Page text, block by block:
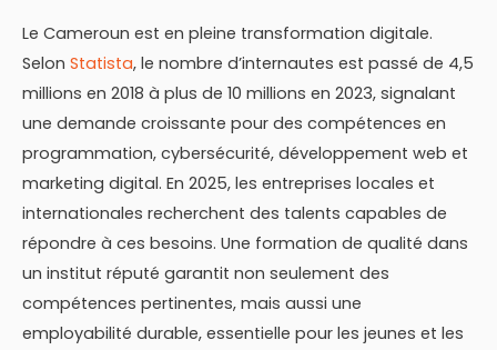
Le Cameroun est en pleine transformation digitale.
Selon Statista, le nombre d’internautes est passé de 4,5
millions en 2018 à plus de 10 millions en 2023, signalant
une demande croissante pour des compétences en
programmation, cybersécurité, développement web et
marketing digital. En 2025, les entreprises locales et
internationales recherchent des talents capables de
répondre à ces besoins. Une formation de qualité dans
un institut réputé garantit non seulement des
compétences pertinentes, mais aussi une
employabilité durable, essentielle pour les jeunes et les